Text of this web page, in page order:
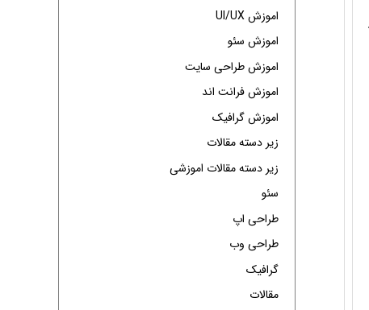
اموزش UI/UX
اموزش سئو
اموزش طراحی سایت
اموزش فرانت اند
اموزش گرافیک
زیر دسته مقالات
زیر دسته مقالات اموزشی
سئو
طراحی اپ
طراحی وب
گرافیک
مقالات